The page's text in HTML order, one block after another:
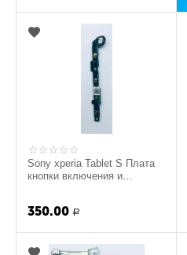
Sony xperia Tablet S Плата
кнопки включения и
350.00 Р